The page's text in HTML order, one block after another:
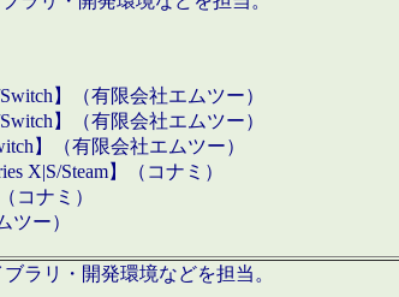
】（有限会社エムツー）
】（有限会社エムツー）
】（有限会社エムツー）
X|S/Steam】（コナミ）
コナミ）
ツー）
ラリ・開発環境などを担当。